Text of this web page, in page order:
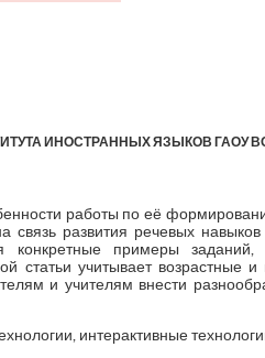
ИНОСТРАННЫХ ЯЗЫКОВ ГАОУ
работы по её
развития речевых
конкретные примеры
статьи учитывает возрастные и
и учителям внести
интерактивные